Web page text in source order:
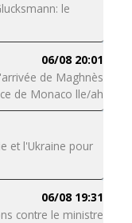
le
06/08 20:01
de Maghnès
de Monaco lle/ah
et l'Ukraine pour
06/08 19:31
contre le ministre